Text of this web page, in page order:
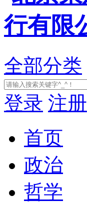
全部分类
登录 注册
首页
政治
哲学